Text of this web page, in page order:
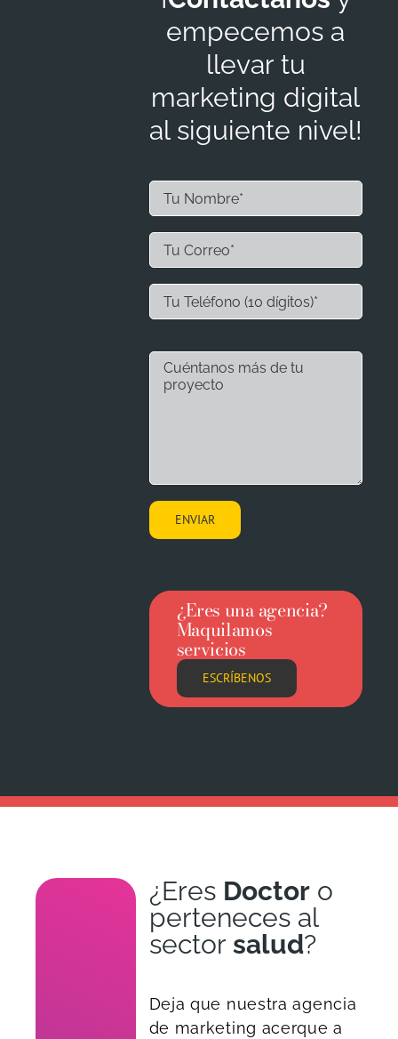
empecemos a
llevar tu
marketing digital
al siguiente nivel!
¿Eres una agencia?
Maquilamos
servicios
ESCRÍBENOS
¿Eres Doctoro
perteneces al
sector salud?
Deja que nuestra agencia
de marketing acerque a